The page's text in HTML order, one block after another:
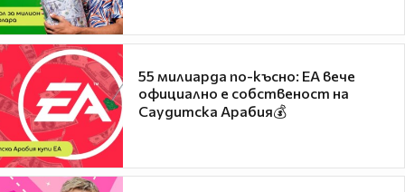
55 милиарда по-късно: EA вече
официално е собственост на
Саудитска Арабия💰